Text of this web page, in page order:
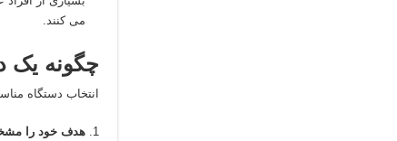
می‌ کنند.
چگونه یک
انتخاب دستگاه
هدف خود را